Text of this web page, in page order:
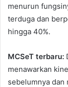
menurun
terduga dan
hingga 40%.
MCSeT terbaru:
menawarkan
sebelumnya dan